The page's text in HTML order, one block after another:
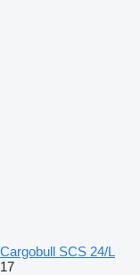
Cargobull SCS 24/L
17